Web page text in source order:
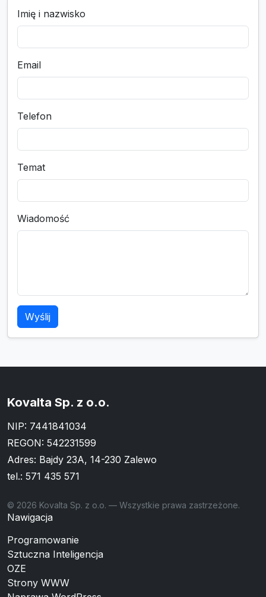
Imię i nazwisko
Email
Telefon
Temat
Wiadomość
Wyślij
Kovalta Sp. z o.o.
NIP: 7441841034
REGON: 542231599
Adres: Bajdy 23A, 14-230 Zalewo
tel.: 571 435 571
© 2026 Kovalta Sp. z o.o. — Wszystkie prawa zastrzeżone.
Nawigacja
Programowanie
Sztuczna Inteligencja
OZE
Strony WWW